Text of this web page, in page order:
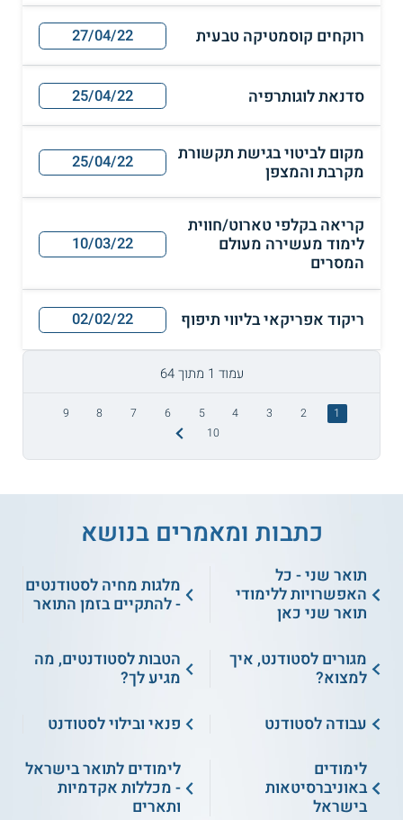
רוקחים קוסמטיקה טבעית 27/04/22
סדנאת לוגותרפיה 25/04/22
מקום לביטוי בגישת תקשורת
מקרבת והמצפן
25/04/22
קריאה בקלפי טארוט/חווית
לימוד מעשירה מעולם
המסרים
10/03/22
ריקוד אפריקאי בליווי תיפוף 02/02/22
עמוד 1 מתוך 64
1
2
3
4
5
6
7
8
9
10
כתבות ומאמרים בנושא
תואר שני - כל
האפשרויות ללימודי
תואר שני כאן
מלגות מחיה לסטודנטים
- להתקיים בזמן התואר
מגורים לסטודנט, איך
למצוא?
הטבות לסטודנטים, מה
מגיע לך?
עבודה לסטודנט
פנאי ובילוי לסטודנט
לימודים
באוניברסיטאות
בישראל
לימודים לתואר בישראל
- מכללות אקדמיות
ותארים